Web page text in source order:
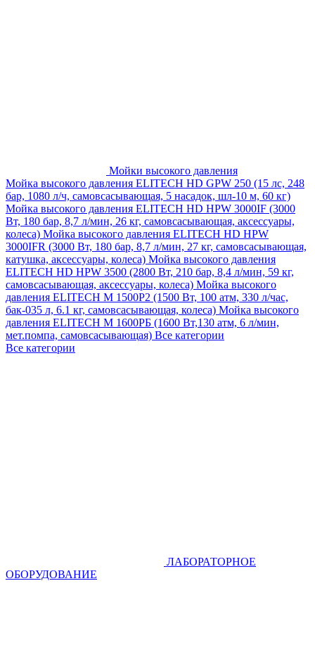
Мойки высокого давления
Мойка высокого давления ELITECH HD GPW 250 (15 лс, 248
бар, 1080 л/ч, самовсасывающая, 5 насадок, шл-10 м, 60 кг)
Мойка высокого давления ELITECH HD HPW 3000IF (3000
Вт, 180 бар, 8,7 л/мин, 26 кг, самовсасывающая, аксессуары,
колеса) Мойка высокого давления ELITECH HD HPW
3000IFR (3000 Вт, 180 бар, 8,7 л/мин, 27 кг, самовсасывающая,
катушка, аксессуары, колеса) Мойка высокого давления
ELITECH HD HPW 3500 (2800 Вт, 210 бар, 8,4 л/мин, 59 кг,
самовсасывающая, аксессуары, колеса) Мойка высокого
давления ELITECH M 1500P2 (1500 Вт, 100 атм, 330 л/час,
бак-035 л, 6.1 кг, самовсасывающая, колеса) Мойка высокого
давления ELITECH М 1600РБ (1600 Вт,130 атм, 6 л/мин,
мет.помпа, самовсасывающая) Все категории
Все категории
ЛАБОРАТОРНОЕ
ОБОРУДОВАНИЕ